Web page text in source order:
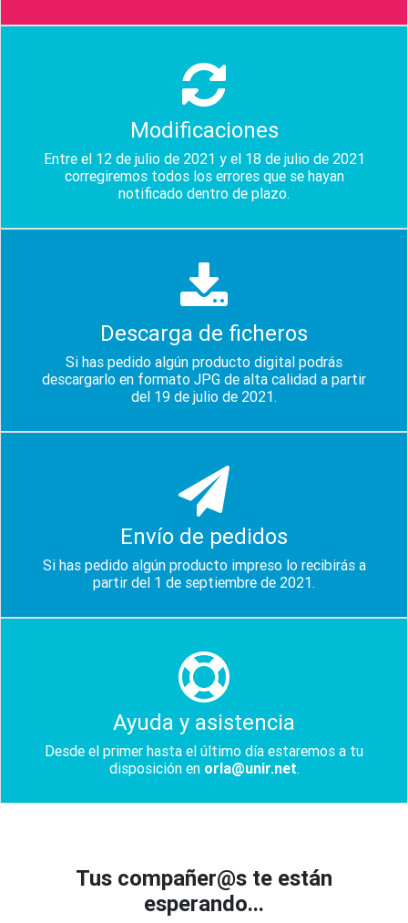
Modificaciones
Entre el 12 de julio de 2021 y el 18 de julio de 2021
corregiremos todos los errores que se hayan
notificado dentro de plazo.
Descarga de ficheros
Si has pedido algún producto digital podrás
descargarlo en formato JPG de alta calidad a partir
del 19 de julio de 2021.
Envío de pedidos
Si has pedido algún producto impreso lo recibirás a
partir del 1 de septiembre de 2021.
Ayuda y asistencia
Desde el primer hasta el último día estaremos a tu
disposición en orla@unir.net.
Tus compañer@s te están
esperando...